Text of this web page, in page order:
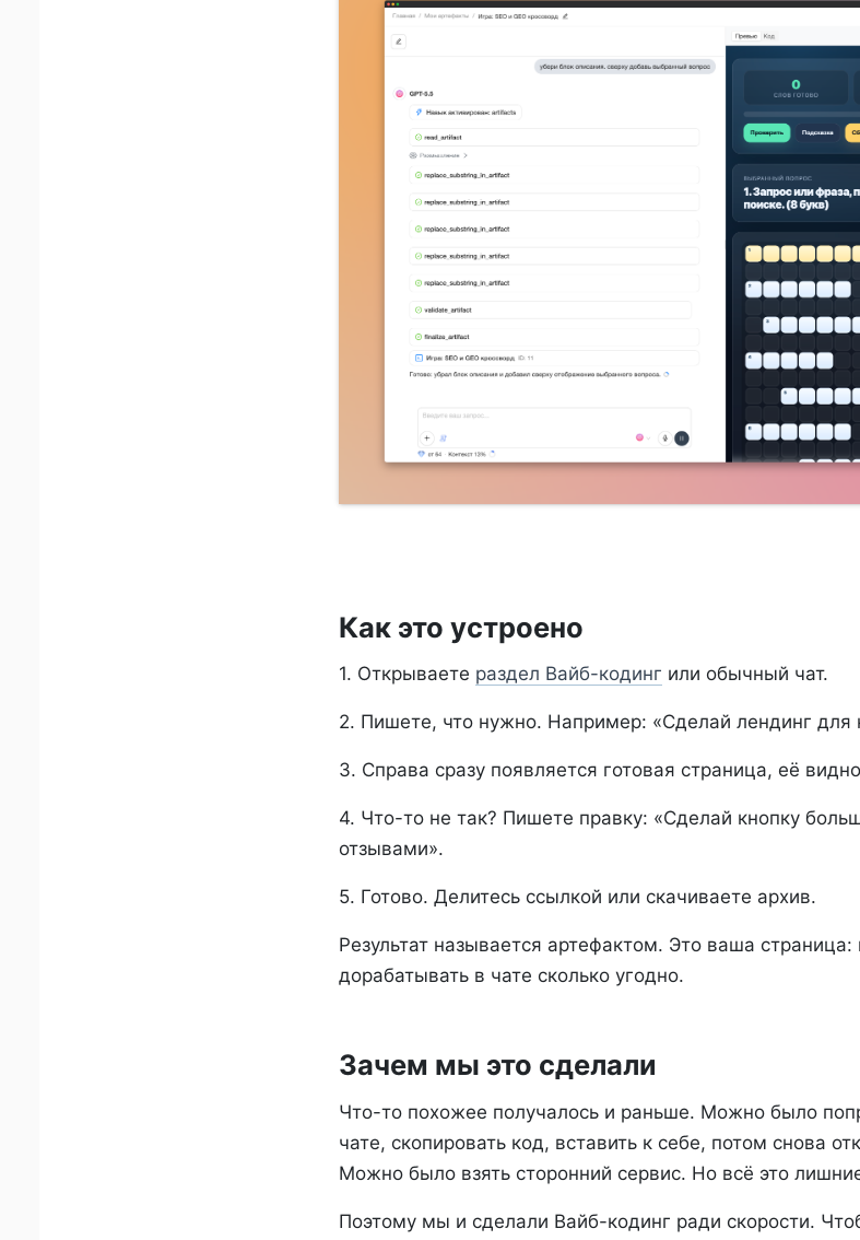
Как это устроено
1. Открываете раздел Вайб-кодинг или обычный чат.
2. Пишете, что нужно. Например: «Сделай лендинг для
3. Справа сразу появляется готовая страница, её
4. Что-то не так? Пишете правку: «Сделай кнопку
отзывами».
5. Готово. Делитесь ссылкой или скачиваете архив.
Результат называется артефактом. Это ваша
дорабатывать в чате сколько угодно.
Зачем мы это сделали
Что-то похожее получалось и раньше. Можно было
чате, скопировать код, вставить к себе, потом снова
Можно было взять сторонний сервис. Но всё это
Поэтому мы и сделали Вайб-кодинг ради скорости.